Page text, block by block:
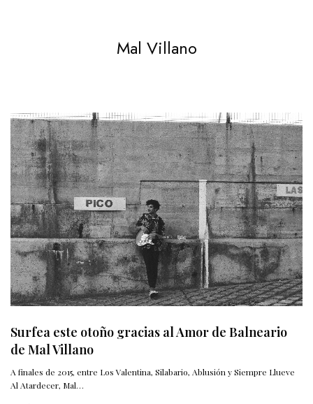
Mal Villano
Surfea este otoño gracias al Amor de Balneario
de Mal Villano
A finales de 2015, entre Los Valentina, Silabario, Ablusión y Siempre Llueve
Al Atardecer, Mal…